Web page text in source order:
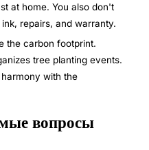
at home. You also don't
repairs, and warranty.
the carbon footprint.
tree planting events.
with the
вопросы